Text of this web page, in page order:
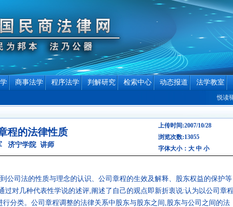
商事法学 程序法学 判解研究 检索中心 动态报道 法学教室
悦读驿站专
程的法律性质
济宁学院 讲师
上传时间:2007/10/28
浏览次数:13055
字体大小： 大 中 小
公司法的性质与理念的认识、公司章程的生效及解释、股东权益的保护等
过对几种代表性学说的述评,阐述了自己的观点即新折衷说:认为以公司章
分类。公司章程调整的法律关系中股东与股东之间,股东与公司之间的法